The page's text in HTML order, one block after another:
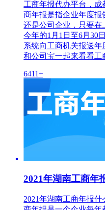
工商年报代办平台，
商年报是指企业年度报
还是公司企业，只要在
今年的1月1日至6月30
系统向工商机关报送
和公司宝一起来看看工
6411+
2021年湖南工商年
2021年湖南工商年报